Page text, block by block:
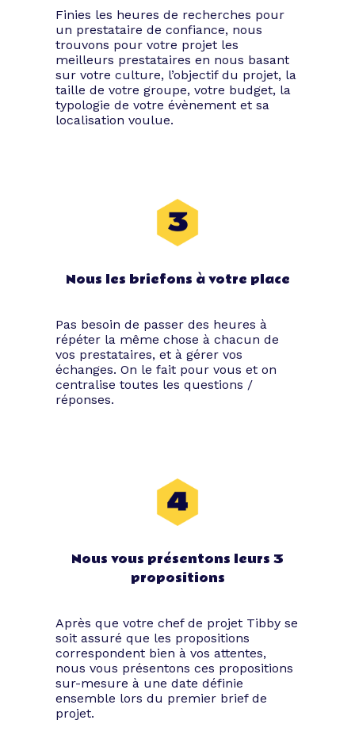
La liste qui suit n’est pas exhaustive. Ces
exemples vous donnent néanmoins
quelques idées plausibles afin de
planifier votre prochaine soirée corporate.
Insufflez un vent de
motivation
séminaire Incentive symbolise en quelque
sorte une récompense, un événement
organisé dans le but de motiver les
leur travail fourni. C’est aussi l’occasion
de faire un break dans le cadre d’un
engagés à poursuivre leurs efforts.
Le but de ce genre de soirées est de
valoriser vos convives, de faire en sorte
qu’ils se sentent privilégiés à travers une
expérience originale.
Quoi de mieux qu’une soirée pour mettre
en avant une nouvelle activité ou pour
présenter les nouveaux bureaux de vos
équipes ? Notre plateforme Tibby
dans ce nouveau cycle afin que cet
événement d’entreprise nocturne marque
Soufflez les bougies de
votre société
Chez Tibby, nous avons un petit faible
Finies les heures de recherches pour
un prestataire de confiance, nous
trouvons pour votre projet les
meilleurs prestataires en nous basant
sur votre culture, l’objectif du projet, la
taille de votre groupe, votre budget, la
typologie de votre évènement et sa
localisation voulue.
Nous les briefons à votre place
Pas besoin de passer des heures à
répéter la même chose à chacun de
vos prestataires, et à gérer vos
échanges. On le fait pour vous et on
centralise toutes les questions /
réponses.
Nous vous présentons leurs 3
propositions
Après que votre chef de projet Tibby se
soit assuré que les propositions
correspondent bien à vos attentes,
nous vous présentons ces propositions
sur-mesure à une date définie
ensemble lors du premier brief de
projet.